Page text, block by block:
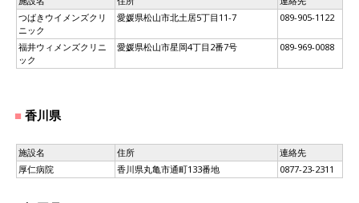
つばきウイメンズクリ
ニック
愛媛県松山市北土居5丁目11-7 089-905-1122
福井ウィメンズクリニ
ック
愛媛県松山市星岡4丁目2番7号 089-969-0088
香川県
施設名 住所
連絡先
厚仁病院
香川県丸亀市通町133番地 0877-23-2311